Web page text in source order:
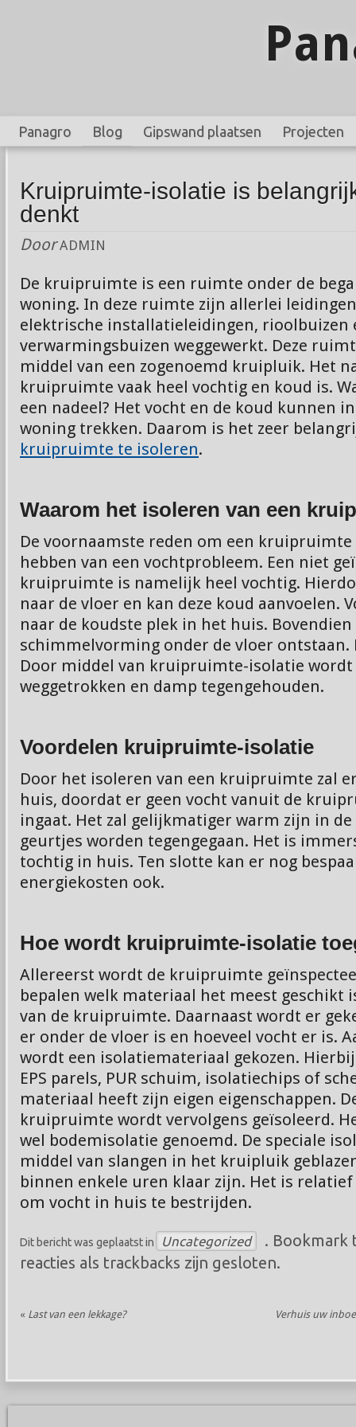
Panagro Blog Gipswand plaatsen Projecten
Kruipruimte-isolatie is
denkt
Door ADMIN
De kruipruimte is een ruimte onder de
woning. In deze ruimte zijn allerlei
elektrische installatieleidingen, rioolbuizen
verwarmingsbuizen weggewerkt. Deze
middel van een zogenoemd kruipluik. Het
kruipruimte vaak heel vochtig en koud is.
een nadeel? Het vocht en de koud kunnen
woning trekken. Daarom is het zeer
kruipruimte te isoleren.
Waarom het isoleren van een
De voornaamste reden om een
hebben van een vochtprobleem. Een niet
kruipruimte is namelijk heel vochtig.
naar de vloer en kan deze koud aanvoelen.
naar de koudste plek in het huis. Bovendien
schimmelvorming onder de vloer ontstaan.
Door middel van kruipruimte-isolatie wordt
weggetrokken en damp tegengehouden.
Voordelen kruipruimte-isolatie
Door het isoleren van een kruipruimte zal
huis, doordat er geen vocht vanuit de
ingaat. Het zal gelijkmatiger warm zijn in
geurtjes worden tegengegaan. Het is
tochtig in huis. Ten slotte kan er nog
energiekosten ook.
Hoe wordt kruipruimte-isolatie
Allereerst wordt de kruipruimte
bepalen welk materiaal het meest geschikt
van de kruipruimte. Daarnaast wordt er
er onder de vloer is en hoeveel vocht er is.
wordt een isolatiemateriaal gekozen.
EPS parels, PUR schuim, isolatiechips of
materiaal heeft zijn eigen eigenschappen.
kruipruimte wordt vervolgens geïsoleerd.
wel bodemisolatie genoemd. De speciale
middel van slangen in het kruipluik
binnen enkele uren klaar zijn. Het is
om vocht in huis te bestrijden.
Dit bericht was geplaatst in Uncategorized
. Bookmark
reacties als trackbacks zijn gesloten.
« Last van een lekkage? Verhuis uw